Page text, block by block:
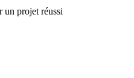
un projet réussi